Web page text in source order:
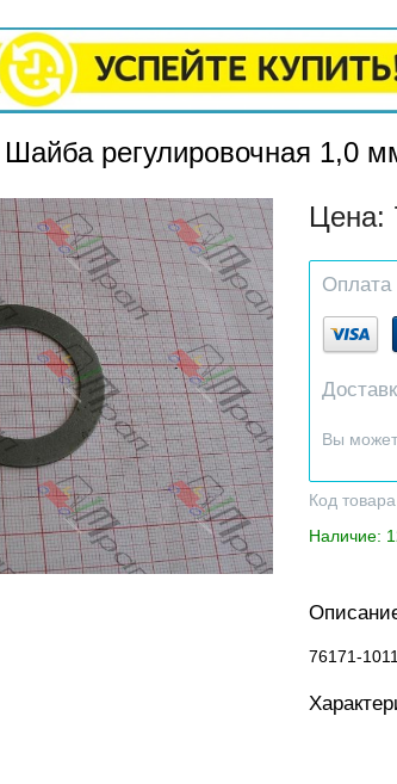
Шайба регулировочная 1,0
Цена:
Оплата
Вы
Код
Наличие:
76171-